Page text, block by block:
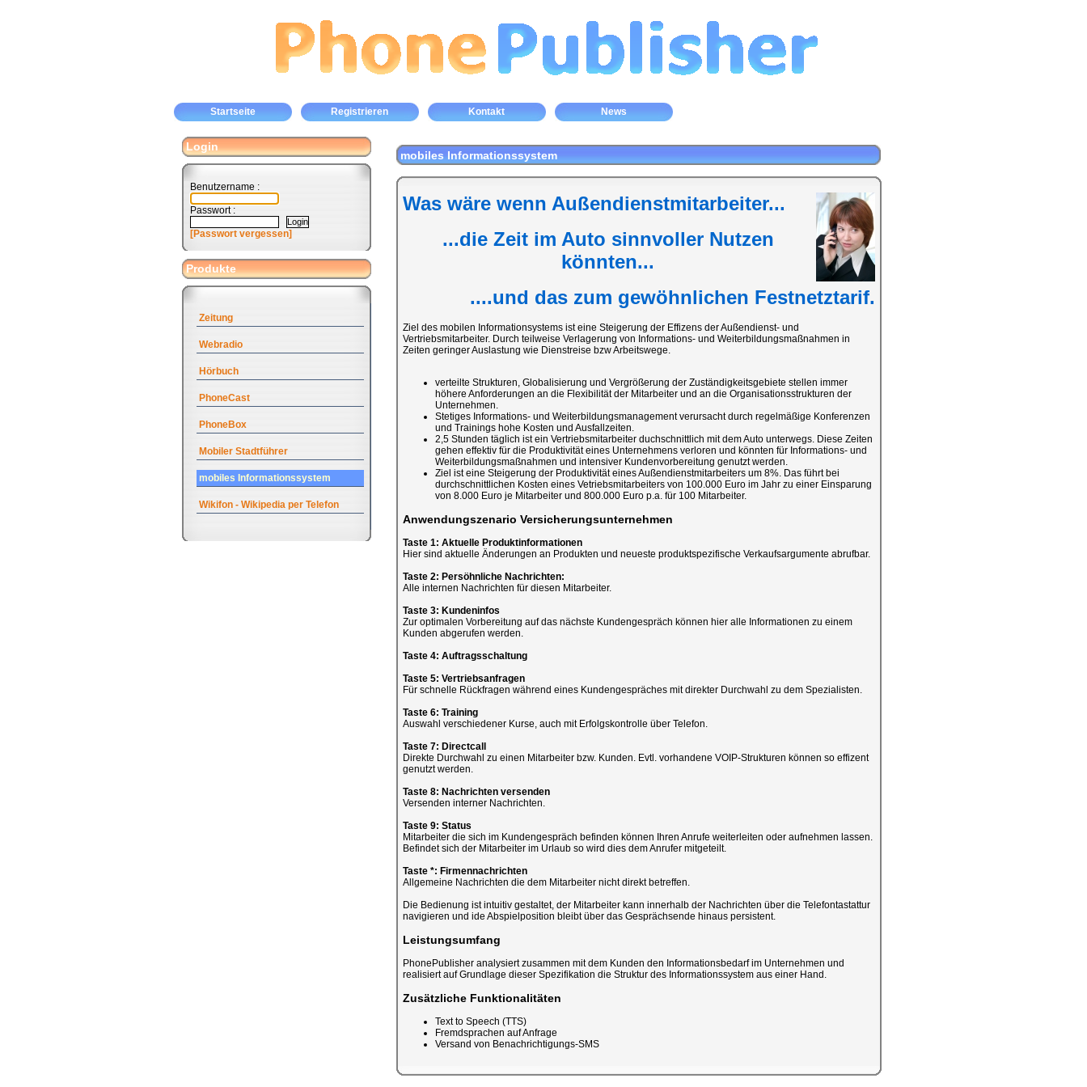
Startseite Registrieren Kontakt News
Login
Benutzername :
Passwort :
[Passwort vergessen]
Produkte
Zeitung
Webradio
Hörbuch
PhoneCast
PhoneBox
Mobiler Stadtführer
mobiles Informationssystem
Wikifon - Wikipedia per Telefon
mobiles Informationssystem
Was wäre wenn Außendienstmitarbeiter...
...die Zeit im Auto sinnvoller Nutzen
könnten...
....und das zum gewöhnlichen Festnetztarif.
Ziel des mobilen Informationsystems ist eine Steigerung der Effizens der Außendienst- und
Vertriebsmitarbeiter. Durch teilweise Verlagerung von Informations- und Weiterbildungsmaßnahmen in
Zeiten geringer Auslastung wie Dienstreise bzw Arbeitswege.
verteilte Strukturen, Globalisierung und Vergrößerung der Zuständigkeitsgebiete stellen immer
höhere Anforderungen an die Flexibilität der Mitarbeiter und an die Organisationsstrukturen der
Unternehmen.
Stetiges Informations- und Weiterbildungsmanagement verursacht durch regelmäßige Konferenzen
und Trainings hohe Kosten und Ausfallzeiten.
2,5 Stunden täglich ist ein Vertriebsmitarbeiter duchschnittlich mit dem Auto unterwegs. Diese Zeiten
gehen effektiv für die Produktivität eines Unternehmens verloren und könnten für Informations- und
Weiterbildungsmaßnahmen und intensiver Kundenvorbereitung genutzt werden.
Ziel ist eine Steigerung der Produktivität eines Außendienstmitarbeiters um 8%. Das führt bei
durchschnittlichen Kosten eines Vetriebsmitarbeiters von 100.000 Euro im Jahr zu einer Einsparung
von 8.000 Euro je Mitarbeiter und 800.000 Euro p.a. für 100 Mitarbeiter.
Anwendungszenario Versicherungsunternehmen
Taste 1: Aktuelle Produktinformationen
Hier sind aktuelle Änderungen an Produkten und neueste produktspezifische Verkaufsargumente abrufbar.
Taste 2: Persöhnliche Nachrichten:
Alle internen Nachrichten für diesen Mitarbeiter.
Taste 3: Kundeninfos
Zur optimalen Vorbereitung auf das nächste Kundengespräch können hier alle Informationen zu einem
Kunden abgerufen werden.
Taste 4: Auftragsschaltung
Taste 5: Vertriebsanfragen
Für schnelle Rückfragen während eines Kundengespräches mit direkter Durchwahl zu dem Spezialisten.
Taste 6: Training
Auswahl verschiedener Kurse, auch mit Erfolgskontrolle über Telefon.
Taste 7: Directcall
Direkte Durchwahl zu einen Mitarbeiter bzw. Kunden. Evtl. vorhandene VOIP-Strukturen können so effizent
genutzt werden.
Taste 8: Nachrichten versenden
Versenden interner Nachrichten.
Taste 9: Status
Mitarbeiter die sich im Kundengespräch befinden können Ihren Anrufe weiterleiten oder aufnehmen lassen.
Befindet sich der Mitarbeiter im Urlaub so wird dies dem Anrufer mitgeteilt.
Taste *: Firmennachrichten
Allgemeine Nachrichten die dem Mitarbeiter nicht direkt betreffen.
Die Bedienung ist intuitiv gestaltet, der Mitarbeiter kann innerhalb der Nachrichten über die Telefontastattur
navigieren und ide Abspielposition bleibt über das Gesprächsende hinaus persistent.
Leistungsumfang
PhonePublisher analysiert zusammen mit dem Kunden den Informationsbedarf im Unternehmen und
realisiert auf Grundlage dieser Spezifikation die Struktur des Informationssystem aus einer Hand.
Zusätzliche Funktionalitäten
Text to Speech (TTS)
Fremdsprachen auf Anfrage
Versand von Benachrichtigungs-SMS